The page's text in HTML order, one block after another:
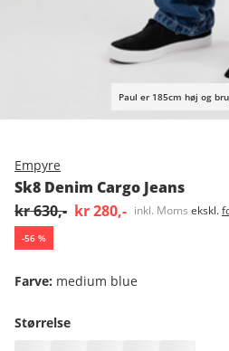
Paul er 185cm høj og
Empyre
Sk8 Denim Cargo Jeans
kr 630,- kr 280,- inkl. Moms ekskl.
-56 %
Farve: medium blue
Størrelse